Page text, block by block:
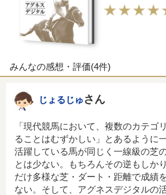
みんなの感想・評価(4件)
じょるじゅさん
「現代競馬において、複数のカテゴ
ることはむずかしい」とあるように
活躍している馬が同じく一線級の芝
とは少ない。もちろんその逆もしか
だけ多様な芝・ダート・距離で成績
ない。そして、アグネスデジタルの